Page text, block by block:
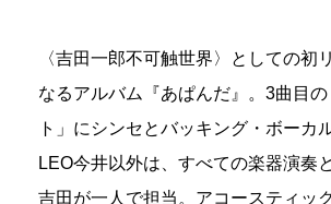
〈吉田一郎不可触世界〉としての初
なるアルバム『あぱんだ』。3曲目
ト」にシンセとバッキング・ボーカ
LEO今井以外は、すべての楽器演奏
吉田が一人で担当。アコースティッ